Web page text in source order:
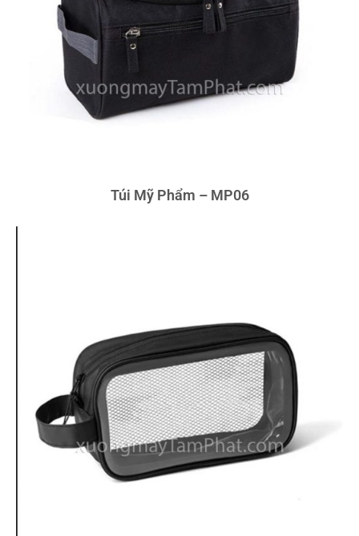
Túi Mỹ Phẩm – MP06